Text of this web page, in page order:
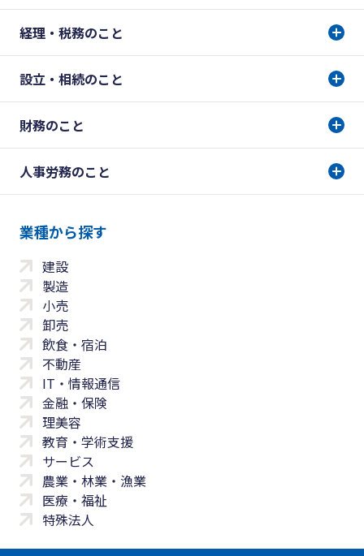
経理・税務のこと
設立・相続のこと
財務のこと
人事労務のこと
業種から探す
建設
製造
小売
卸売
飲食・宿泊
不動産
IT・情報通信
金融・保険
理美容
教育・学術支援
サービス
農業・林業・漁業
医療・福祉
特殊法人